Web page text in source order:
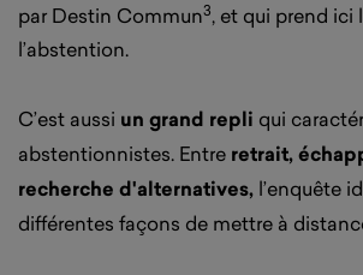
par Destin Commun3, et qui prend ici
l’abstention.
C’est aussi un grand repli qui
abstentionnistes. Entre retrait,
recherche d'alternatives, l’enquête
différentes façons de mettre à